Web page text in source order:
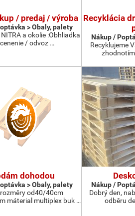
/ predaj / výroba
> Obaly, palety
a okolie :Obhliadka
/ odvoz …
Recyklácia
Nákup /
Recyklujeme
dohodou
> Obaly, palety
od40/40cm
máterial multiplex buk …
Nákup /
Dobrý den,
odběru